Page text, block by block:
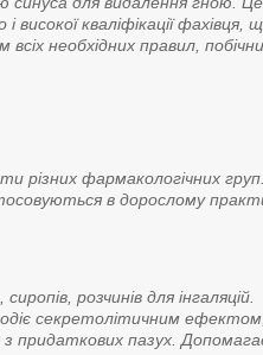
кваліфікації фахівця,
необхідних правил,
різних фармакологічних
в дорослому
розчинів для інгаляцій.
секретолітичним ефектом,
придаткових пазух.